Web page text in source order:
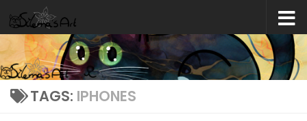
Skip to content
TAGS: IPHONES